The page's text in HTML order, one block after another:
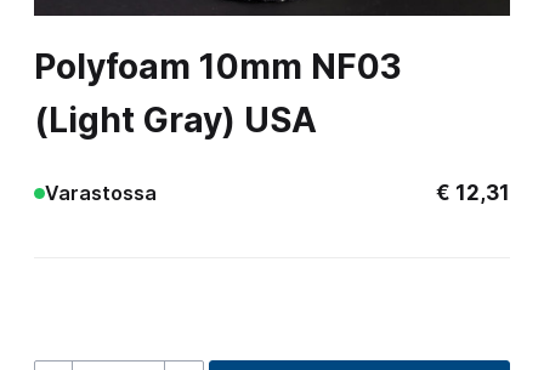
Polyfoam 10mm NF03
(Light Gray) USA
Varastossa € 12,31